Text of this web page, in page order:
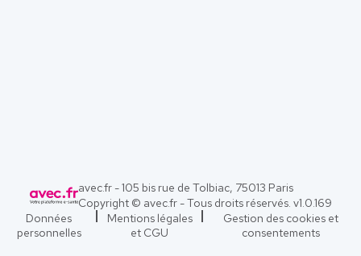
avec.fr - 105 bis rue de Tolbiac, 75013 Paris
Copyright © avec.fr - Tous droits réservés. v1.0.169
Données
personnelles
Mentions légales
et CGU
Gestion des cookies et
consentements